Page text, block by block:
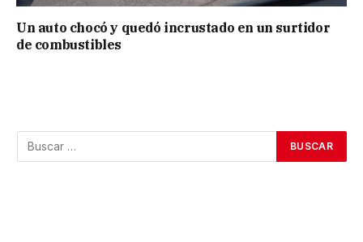
Un auto chocó y quedó incrustado en un surtidor
de combustibles